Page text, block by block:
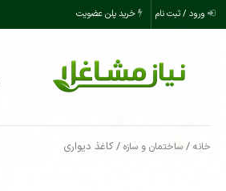
ورود / ثبت نام خرید پلن عضویت
خانه /ساختمان و سازه / کاغذ دیواری